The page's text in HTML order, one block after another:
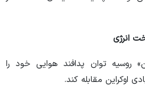
انرژی
» روسیه توان پدافند هوایی خود را
اوکراین مقابله کند.